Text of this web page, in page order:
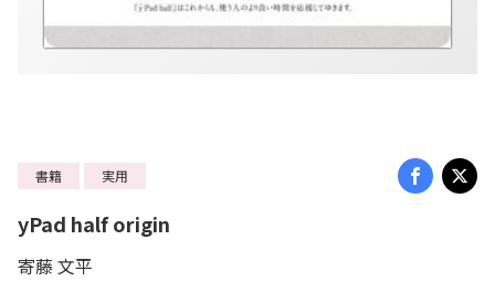
書籍 実用
yPad half origin
寄藤 文平